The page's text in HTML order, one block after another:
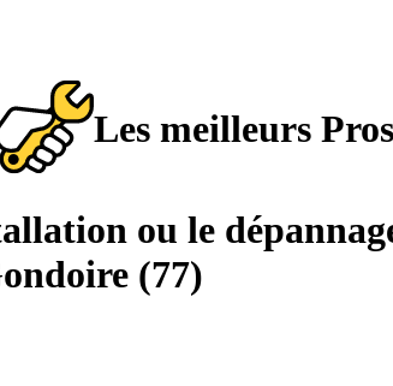
Les meilleurs
ou le
(77)